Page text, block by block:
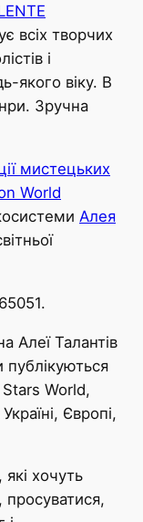
всіх творчих
і
якого віку. В
Зручна
мистецьких
World
Алея
Алеї Талантів
публікуються
Stars World,
Європі,
хочуть
просуватися,